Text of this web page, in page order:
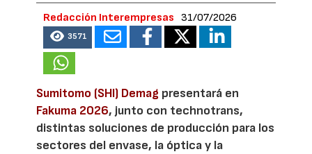
Redacción Interempresas 31/07/2026
3571
Sumitomo (SHI) Demag presentará en
Fakuma 2026, junto con technotrans,
distintas soluciones de producción para los
sectores del envase, la óptica y la